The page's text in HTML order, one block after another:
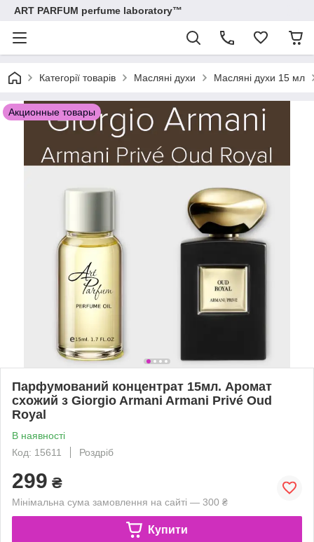
ART PARFUM perfume laboratory™
Категорії товарів Масляні духи Масляні духи 15 мл
Акционные товары
Парфумований концентрат 15мл. Аромат
схожий з Giorgio Armani Armani Privé Oud
Royal
В наявності
Код: 15611
Роздріб
299 ₴
Мінімальна сума замовлення на сайті — 300 ₴
Купити